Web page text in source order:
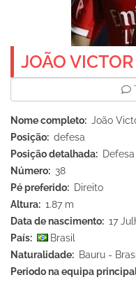
JOÃO VICTOR
Nome completo
João
Posição
defesa
Posição detalhada
Número
38
Pé preferido
Direito
Altura
1.87 m
Data de nascimento
17
País
Brasil
Naturalidade
Bauru - Brasil
Periodo na equipa